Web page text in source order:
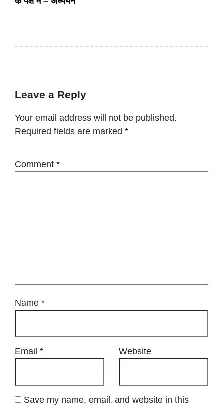
Leave a Reply
Your email address will not be published.
Required fields are marked *
Comment *
Name *
Email * Website
Save my name, email, and website in this